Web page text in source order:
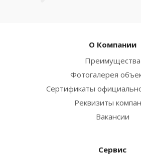
О Компании
Преимущества
Фотогалерея
Сертификаты
Реквизиты
Вакансии
Сервис